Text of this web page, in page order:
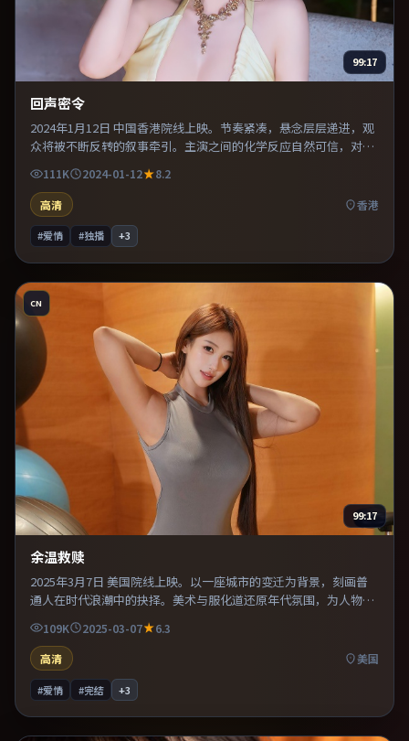
99:17
回声密令
2024年1月12日 中国香港院线上映。节奏紧凑，悬念层层递进，观
众将被不断反转的叙事牵引。主演之间的化学反应自然可信，对手
戏张力贯穿全片。既有类型片爽感，也保留作者表达，口碑潜力不
俗。
111K 2024-01-12
8.2
高清
香港
#爱情 #独播 +3
CN
99:17
余温救赎
2025年3月7日 美国院线上映。以一座城市的变迁为背景，刻画普
通人在时代浪潮中的抉择。美术与服化道还原年代氛围，为人物动
机提供可信支撑。整体完成度较高，适合周末一口气看完。
109K 2025-03-07
6.3
高清
美国
#爱情 #完结 +3